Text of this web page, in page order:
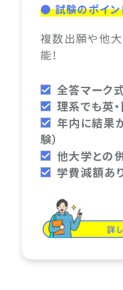
● 試験のポイン
複数出願や他
能！
全答マーク
理系でも英
年内に結果
験）
他大学との
学費減額あ